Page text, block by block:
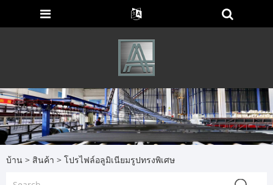
บ้าน > สินค้า > โปรไฟล์อลูมิเนียมรูปทรงพิเศษ